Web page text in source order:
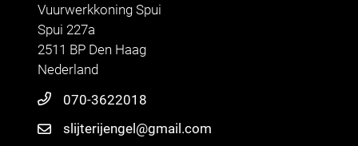
Vuurwerkkoning Spui
Spui 227a
2511 BP Den Haag
Nederland
070-3622018
slijterijengel@gmail.com